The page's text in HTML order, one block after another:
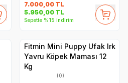
7.000,00 TL
5.950,00 TL
Sepette %15 indirim
Fitmin Mini Puppy Ufak Irk
Yavru Köpek Maması 12
Kg
(0)